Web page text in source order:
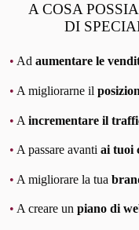
A COSA
DI
• Ad aumentare le
• A migliorarne il
• A incrementare il
• A passare avanti ai tuoi
• A migliorare la tua
• A creare un piano di